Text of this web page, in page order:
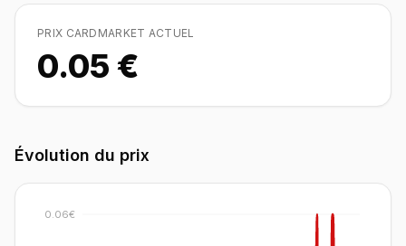
PRIX CARDMARKET ACTUEL
0.05 €
Évolution du prix
0.06€